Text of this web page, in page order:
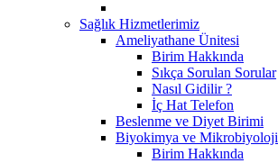
Sağlık Hizmetlerimiz
Ameliyathane Ünitesi
Birim Hakkında
Sıkça Sorulan Sorular
Nasıl Gidilir ?
İç Hat Telefon
Beslenme ve Diyet Birimi
Biyokimya ve Mikrobiyoloji
Birim Hakkında